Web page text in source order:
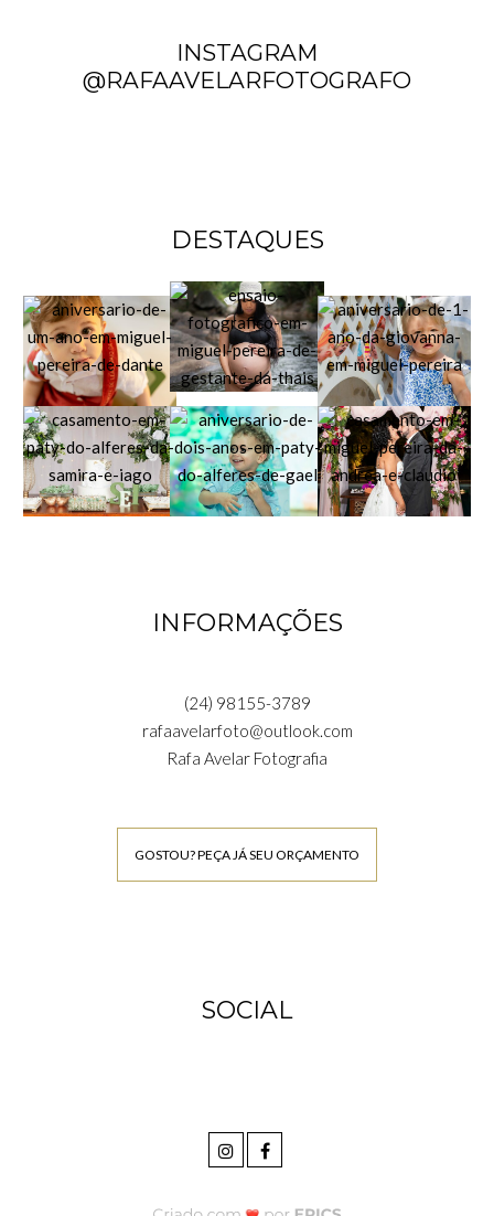
INSTAGRAM
@RAFAAVELARFOTOGRAFO
DESTAQUES
INFORMAÇÕES
(24) 98155-3789
rafaavelarfoto@outlook.com
Rafa Avelar Fotografia
GOSTOU? PEÇA JÁ SEU ORÇAMENTO
SOCIAL